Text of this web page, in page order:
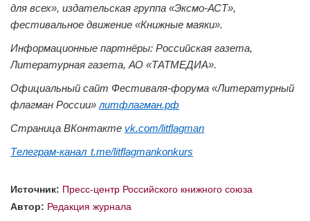
для всех», издательская группа «Эксмо-АСТ»,
фестивальное движение «Книжные маяки».
Информационные партнёры: Российская газета,
Литературная газета, АО «ТАТМЕДИА».
Официальный сайт Фестиваля-форума «Литературный
флагман России» литфлагман.рф
Страница ВКонтакте vk.com/litflagman
Телеграм-канал t.me/litflagmankonkurs
Источник: Пресс-центр Российского книжного союза
Автор: Редакция журнала